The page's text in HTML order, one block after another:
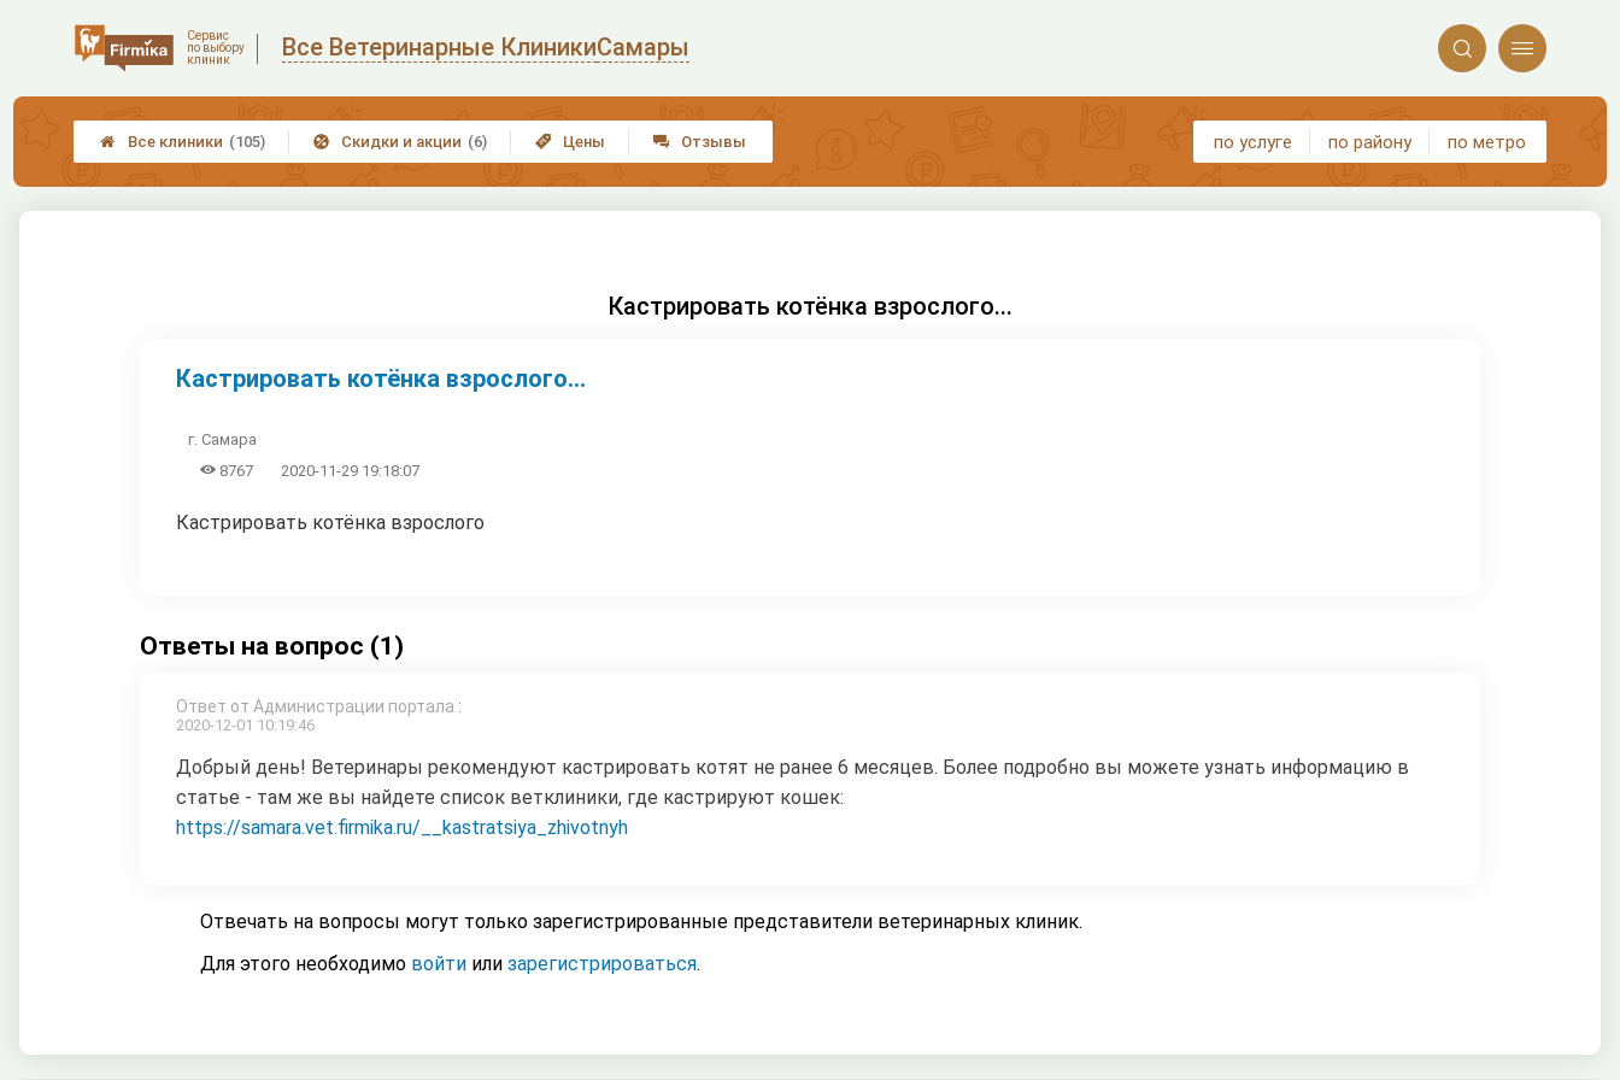
Сервис
по выбору
клиник
Все Ветеринарные КлиникиСамары  
 Отзывы
 Цены
 Скидки и акции (6)
 Все клиники (105) по услуге по району по метро
Кастрировать котёнка взрослого...
Кастрировать котёнка взрослого...
г. Самара
 8767 2020-11-29 19:18:07
Кастрировать котёнка взрослого
Ответы на вопрос (1)
Ответ от Администрации портала :
2020-12-01 10:19:46
Добрый день! Ветеринары рекомендуют кастрировать котят не ранее 6 месяцев. Более подробно вы можете узнать информацию в
статье - там же вы найдете список ветклиники, где кастрируют кошек:
https://samara.vet.firmika.ru/__kastratsiya_zhivotnyh
Отвечать на вопросы могут только зарегистрированные представители ветеринарных клиник.
Для этого необходимо войти или зарегистрироваться.